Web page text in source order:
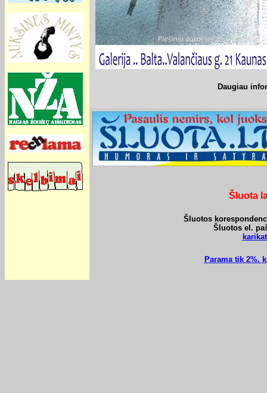
Daugiau
Šluota
Šluotos
Šluotos el.
Parama tik 2%.